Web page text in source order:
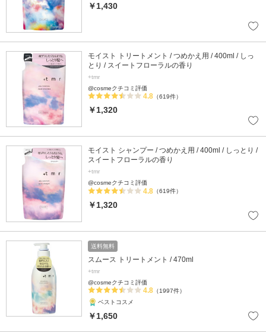
￥1,430
モイスト トリートメント / つめかえ用 / 400ml / しっ
とり / スイートフローラルの香り
+tmr
@cosmeクチコミ評価
4.8 （619件）
￥1,320
モイスト シャンプー / つめかえ用 / 400ml / しっとり /
スイートフローラルの香り
+tmr
@cosmeクチコミ評価
4.8 （619件）
￥1,320
送料無料
スムース トリートメント / 470ml
+tmr
@cosmeクチコミ評価
4.8 （1997件）
ベストコスメ
￥1,650